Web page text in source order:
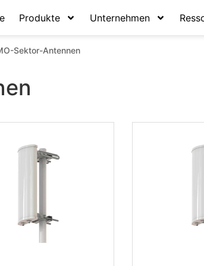
Produkte Unternehmen
Sektor-Antennen